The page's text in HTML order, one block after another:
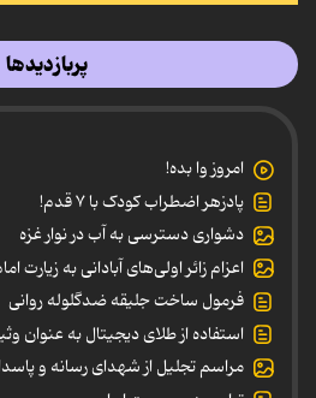
پربازدیدها
امروز وا بده!
پادزهر اضطراب کودک با ۷ قدم!
دشواری دسترسی به آب در نوار غزه
اعزام زائر اولی‌های آبادانی به زیارت
فرمول ساخت جلیقه ضدگلوله روانی
استفاده از طلای دیجیتال به عنوان
مراسم تجلیل از شهدای رسانه و